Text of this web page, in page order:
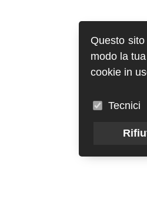
Questo
modo la
cookie in
Tecnici